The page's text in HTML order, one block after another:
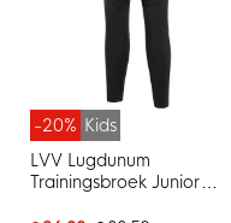
-20% Kids
LVV Lugdunum
Trainingsbroek Junior